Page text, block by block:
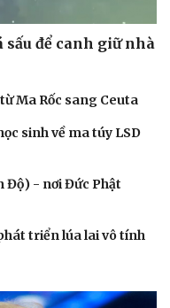
sấu để canh giữ nhà
Ma Rốc sang Ceuta
sinh về ma túy LSD
Độ) - nơi Đức Phật
triển lúa lai vô tính